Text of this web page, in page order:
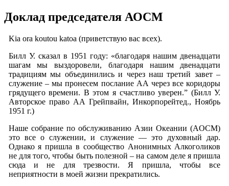
Доклад председателя АОСМ
Kia ora koutou katoa (приветствую вас всех).
Билл У. сказал в 1951 году: «благодаря нашим двенадцати
шагам мы выздоровели, благодаря нашим двенадцати
традициям мы объединились и через наш третий завет –
служение – мы пронесем послание АА через все коридоры
грядущего времени. В этом я счастливо уверен.” (Билл У.
Авторское право АА Грейпвайн, Инкорпорейтед., Ноябрь
1951 г.)
Наше собрание по обслуживанию Азии Океании (AOСM)
это все о служении, и служение — это духовный дар.
Однако я пришла в сообщество Анонимных Алкоголиков
не для того, чтобы быть полезной – на самом деле я пришла
сюда и не для трезвости. Я пришла, чтобы все
неприятности в моей жизни прекратились.